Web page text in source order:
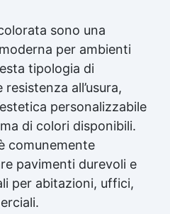
sono una
per ambienti
tipologia di
all’usura,
personalizzabile
di colori disponibili.
comunemente
pavimenti durevoli e
per abitazioni, uffici,